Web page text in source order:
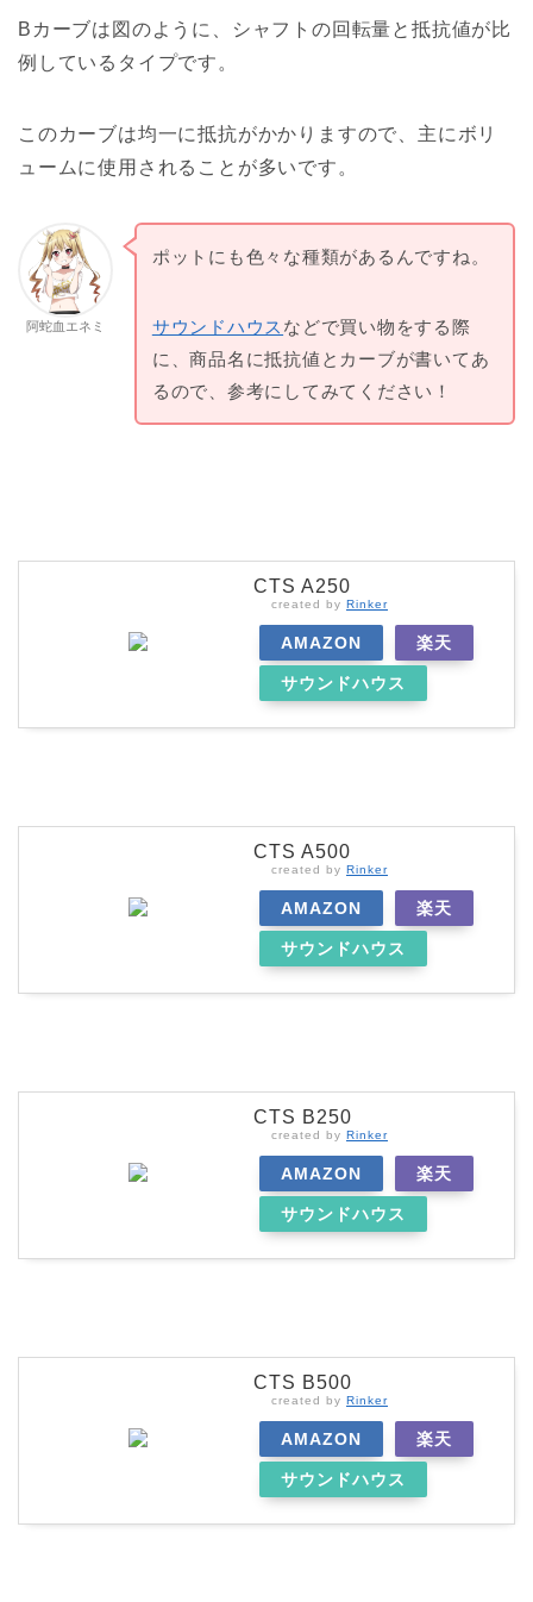
Bカーブは図のように、シャフトの回転量と抵抗値が比
例しているタイプです。
このカーブは均一に抵抗がかかりますので、主にボリ
ュームに使用されることが多いです。
阿蛇血エネミ
ポットにも色々な種類があるんですね。
サウンドハウス などで買い物をする際
に、商品名に抵抗値とカーブが書いてあ
るので、参考にしてみてください！
CTS A250
created by Rinker
AMAZON 楽天
サウンドハウス
CTS A500
created by Rinker
AMAZON 楽天
サウンドハウス
CTS B250
created by Rinker
AMAZON 楽天
サウンドハウス
CTS B500
created by Rinker
AMAZON 楽天
サウンドハウス